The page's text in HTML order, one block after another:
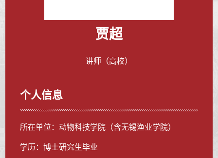
贾超
讲师（高校）
个人信息
所在单位：动物科技学院（含无锡渔业学院）
学历：博士研究生毕业